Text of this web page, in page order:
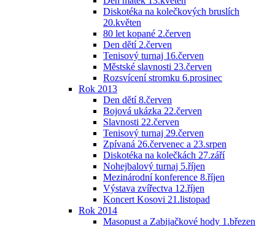
Diskotéka na kolečkových bruslích
20.květen
80 let kopané 2.červen
Den dětí 2.červen
Tenisový turnaj 16.červen
Městské slavnosti 23.červen
Rozsvícení stromku 6.prosinec
Rok 2013
Den dětí 8.červen
Bojová ukázka 22.červen
Slavnosti 22.červen
Tenisový turnaj 29.červen
Zpívaná 26.červenec a 23.srpen
Diskotéka na kolečkách 27.září
Nohejbalový turnaj 5.říjen
Mezinárodní konference 8.říjen
Výstava zvířectva 12.říjen
Koncert Kosovi 21.listopad
Rok 2014
Masopust a Zabijačkové hody 1.březen